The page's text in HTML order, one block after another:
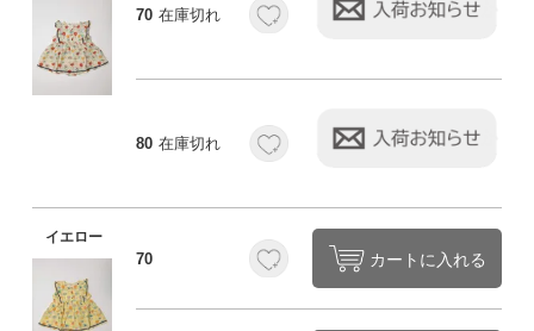
70 在庫切れ
80 在庫切れ
イエロー
70
カートに入れる